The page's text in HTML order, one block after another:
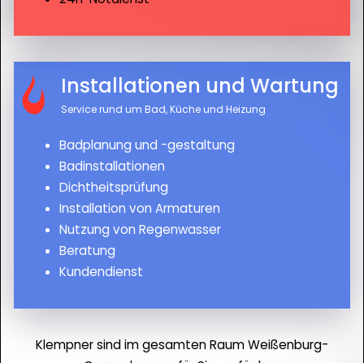
Installationen und Wartung
Service rund um Bad, Küche und Heizung
Badplanung und -gestaltung
Badinstallationen
Dichtheitsprüfung
Installation von Armaturen
Nutzung von Regenwasser
Beratung
Kundendienst
Klempner sind im gesamten Raum Weißenburg-